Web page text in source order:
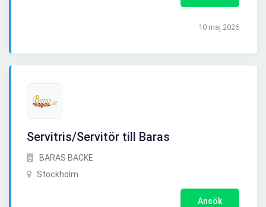
10 maj 2026
Servitris/Servitör till Baras
BARAS BACKE
Stockholm
Ansök